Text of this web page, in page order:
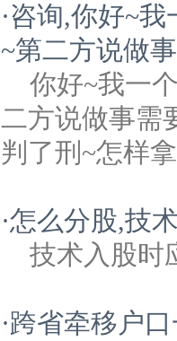
·咨询,你好~
~第二方说做
你好~我一
二方说做事需
判了刑~怎样
·怎么分股,技
技术入股时
·跨省牵移户